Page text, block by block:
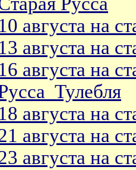
10 августа на
13 августа на
16 августа на
Тулебля
18 августа на
августа на
августа на